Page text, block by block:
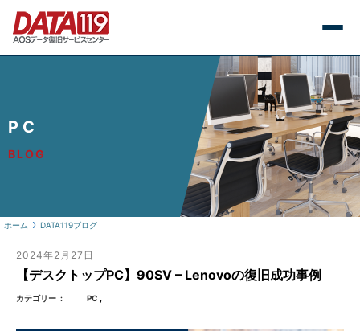
PC
BLOG
ホーム DATA119ブログ
2024年2月27日
【デスクトップPC】90SV – Lenovoの復旧成功事例
カテゴリー PC